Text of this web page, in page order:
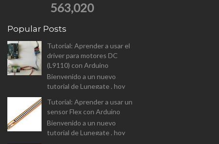
563,020
Popular Posts
Tutorial: Aprender a usar el
driver para motores DC
(L9110) con Arduino
Bienvenido a un nuevo
tutorial de Lunegate , hoy
controlar motores DC (L9110
Dual-Chanel H-Bridge). I...
Tutorial: Aprender a usar un
sensor Flex con Arduino
Bienvenido a un nuevo
tutorial de Lunegate , hoy